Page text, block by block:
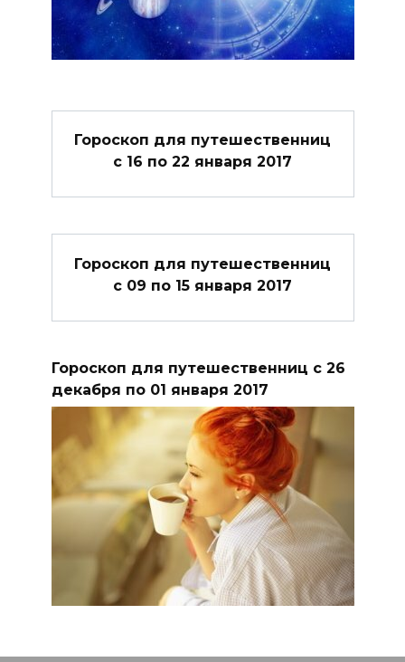
Гороскоп для путешественниц
с 16 по 22 января 2017
Гороскоп для путешественниц
с 09 по 15 января 2017
Гороскоп для путешественниц с 26
декабря по 01 января 2017